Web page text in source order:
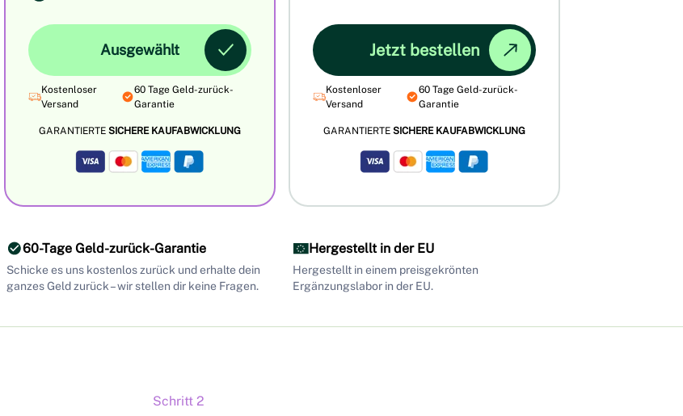
Ausgewählt
Kostenloser
Versand
60 Tage Geld-zurück-
Garantie
GARANTIERTE SICHERE KAUFABWICKLUNG
Jetzt bestellen
Kostenloser
Versand
60 Tage Geld-zurück-
Garantie
GARANTIERTE SICHERE KAUFABWICKLUNG
60-Tage Geld-zurück-Garantie
Schicke es uns kostenlos zurück und erhalte dein
ganzes Geld zurück – wir stellen dir keine Fragen.
Hergestellt in der EU
Hergestellt in einem preisgekrönten
Ergänzungslabor in der EU.
Schritt 2